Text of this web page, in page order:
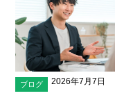
ブログ 2026年7月7日